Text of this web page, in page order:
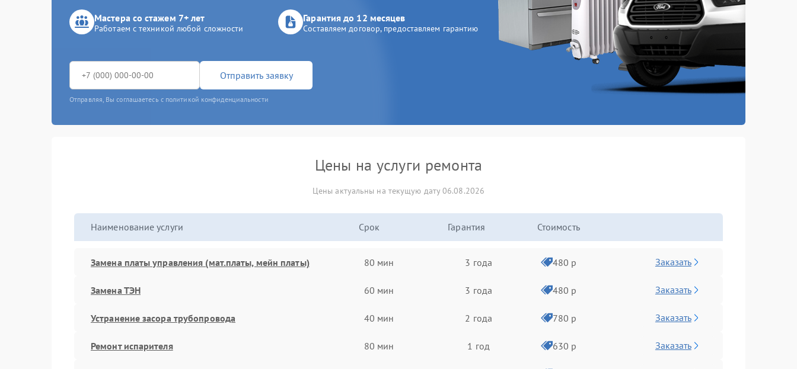
Мастера со стажем 7+ лет
Работаем с техникой любой сложности
Гарантия до 12 месяцев
Составляем договор, предоставляем гарантию
Отправить заявку
Отправляя, Вы соглашаетесь с политикой конфиденциальности
Цены на услуги ремонта
Цены актуальны на текущую дату 06.08.2026
Наименование услуги Срок Гарантия Стоимость
Замена платы управления (мат.платы, мейн платы) 80 мин 3 года 480 р Заказать
Замена ТЭН 60 мин 3 года 480 р Заказать
Устранение засора трубопровода 40 мин 2 года 780 р Заказать
Ремонт испарителя 80 мин 1 год 630 р Заказать